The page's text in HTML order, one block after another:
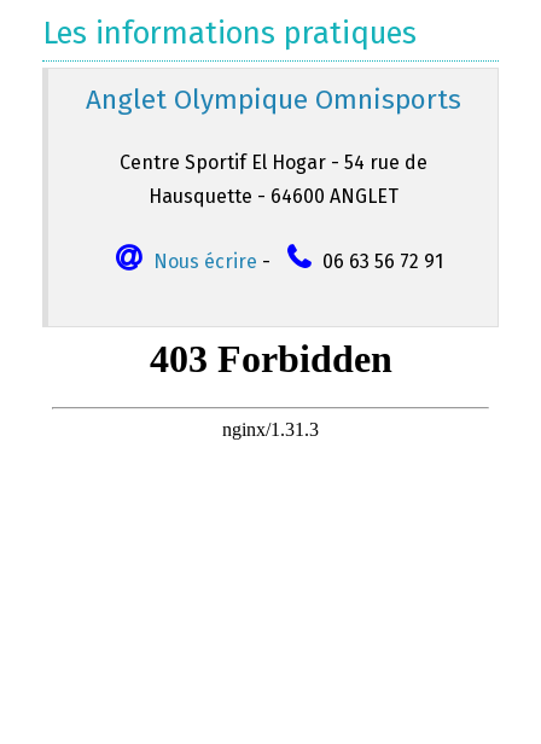
Les informations pratiques
Anglet Olympique Omnisports
Centre Sportif El Hogar - 54 rue de
Hausquette - 64600 ANGLET
Nous écrire - 06 63 56 72 91